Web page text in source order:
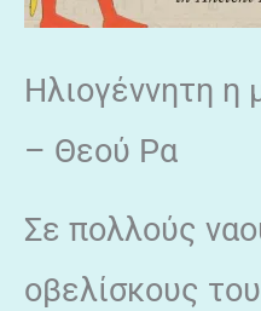
Ηλιογέννητη η
– Θεού Ρα
Σε πολλούς
οβελίσκους